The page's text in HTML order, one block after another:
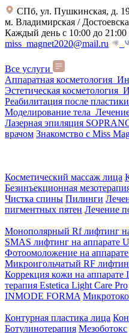
СПб, ул. Пушкинская, д.
м. Владимирская /
Каждый день с 10:00 до 21:00
miss_magnet2020@mail.ru
Все услуги
Аппаратная косметология
Эстетическая косметология
Реабилитация после пластики
Моделирование тела
Лазерная эпиляция
врачом Знакомство с Miss
Косметический массаж лица
Безинъекционная
Чистка спины Пилинги
пигментных пятен Лечение
Монополярный Rf лифтинг
SMAS лифтинг на аппарате
Фотоомоложение на
Микроигольчатый RF
Коррекция кожи на
терапия Estetica Light Care Pro
INMODE FORMA
Контурная пластика лица
Ботулинотерапия Мезоботокс